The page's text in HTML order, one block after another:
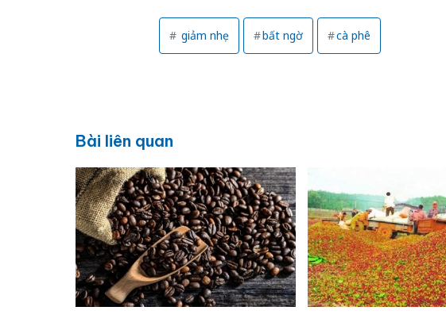
giảm nhẹ bất ngờ cà phê
Bài liên quan